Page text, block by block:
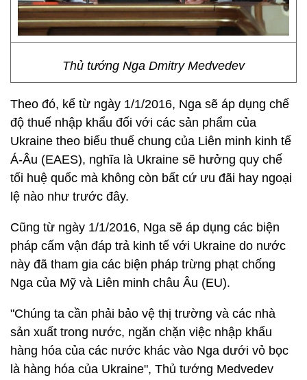
Thủ tướng Nga Dmitry Medvedev
Theo đó, kể từ ngày 1/1/2016, Nga sẽ áp dụng chế
độ thuế nhập khẩu đối với các sản phẩm của
Ukraine theo biểu thuế chung của Liên minh kinh tế
Á-Âu (EAES), nghĩa là Ukraine sẽ hưởng quy chế
tối huệ quốc mà không còn bất cứ ưu đãi hay ngoại
lệ nào như trước đây.
Cũng từ ngày 1/1/2016, Nga sẽ áp dụng các biện
pháp cấm vận đáp trả kinh tế với Ukraine do nước
này đã tham gia các biện pháp trừng phạt chống
Nga của Mỹ và Liên minh châu Âu (EU).
"Chúng ta cần phải bảo vệ thị trường và các nhà
sản xuất trong nước, ngăn chặn việc nhập khẩu
hàng hóa của các nước khác vào Nga dưới vỏ bọc
là hàng hóa của Ukraine", Thủ tướng Medvedev